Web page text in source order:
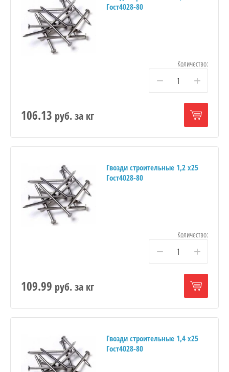
Гост4028-80
Количество:
− +
106.13 руб.за кг
Гвозди строительные 1,2 х25
Гост4028-80
Количество:
− +
109.99 руб.за кг
Гвозди строительные 1,4 х25
Гост4028-80